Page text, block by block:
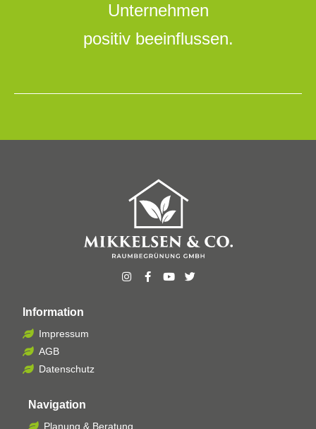
Unternehmen
positiv beeinflussen.
Navigation
Planung & Beratung
Information
Impressum
AGB
Datenschutz